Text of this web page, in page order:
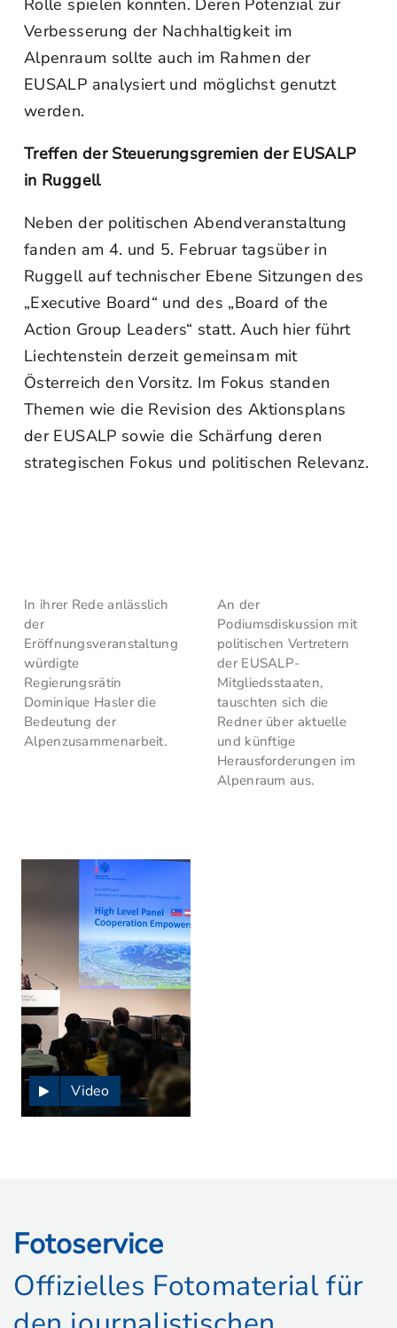
Rolle spielen könnten. Deren Potenzial zur
Verbesserung der Nachhaltigkeit im
Alpenraum sollte auch im Rahmen der
EUSALP analysiert und möglichst genutzt
werden.
Treffen der Steuerungsgremien der EUSALP
in Ruggell
Neben der politischen Abendveranstaltung
fanden am 4. und 5. Februar tagsüber in
Ruggell auf technischer Ebene Sitzungen des
„Executive Board“ und des „Board of the
Action Group Leaders“ statt. Auch hier führt
Liechtenstein derzeit gemeinsam mit
Österreich den Vorsitz. Im Fokus standen
Themen wie die Revision des Aktionsplans
der EUSALP sowie die Schärfung deren
strategischen Fokus und politischen Relevanz.
In ihrer Rede anlässlich
der
Eröffnungsveranstaltung
würdigte
Regierungsrätin
Dominique Hasler die
Bedeutung der
Alpenzusammenarbeit.
An der
Podiumsdiskussion mit
politischen Vertretern
der EUSALP-
Mitgliedsstaaten,
tauschten sich die
Redner über aktuelle
und künftige
Herausforderungen im
Alpenraum aus.
Video
Fotoservice
Offizielles Fotomaterial für